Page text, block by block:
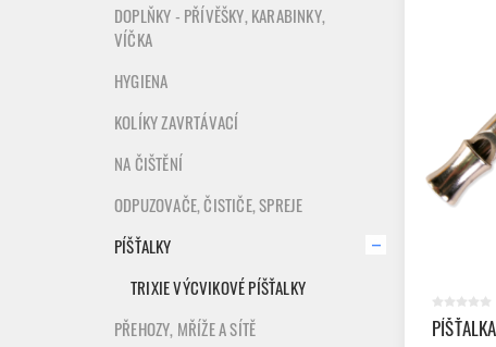
DOPLŇKY - PŘÍVĚŠKY, KARABINKY,
VÍČKA
HYGIENA
KOLÍKY ZAVRTÁVACÍ
NA ČIŠTĚNÍ
ODPUZOVAČE, ČISTIČE, SPREJE
PÍŠŤALKY
TRIXIE VÝCVIKOVÉ PÍŠŤALKY
PŘEHOZY, MŘÍŽE A SÍTĚ